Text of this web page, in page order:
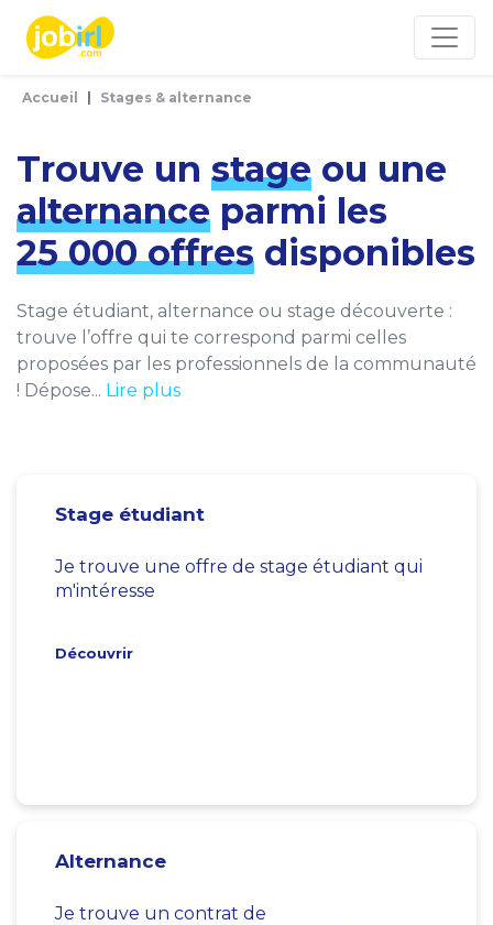
Accueil Stages & alternance
Trouve un stage ou une
alternance parmi les
25 000 offres disponibles
Stage étudiant, alternance ou stage découverte :
trouve l’offre qui te correspond parmi celles
proposées par les professionnels de la communauté
! Dépose... Lire plus
Stage étudiant
Je trouve une offre de stage étudiant qui
m'intéresse
Découvrir
Alternance
Je trouve un contrat de
Panneau de gestion des cookies